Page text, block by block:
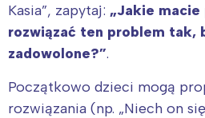
Kasia”, zapytaj: „Jakie macie
rozwiązać ten problem tak,
zadowolone?”.
Początkowo dzieci mogą
rozwiązania (np. „Niech on